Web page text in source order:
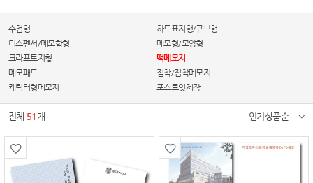
수첩형
하드표지형/큐브형
디스펜서/메모함형
메모형/모양형
크라프트지형
떡메모지
메모패드
점착/접착메모지
캐릭터형메모지
포스트잇제작
전체 51 개 인기상품순